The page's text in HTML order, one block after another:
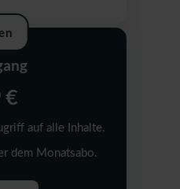
€
auf alle Inhalte.
dem Monatsabo.